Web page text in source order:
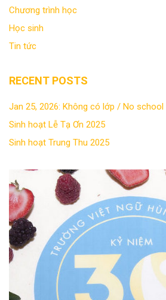
Chương trình học
Học sinh
Tin tức
RECENT POSTS
Jan 25, 2026: Không có lớp / No school
Sinh hoạt Lễ Tạ Ơn 2025
Sinh hoạt Trung Thu 2025